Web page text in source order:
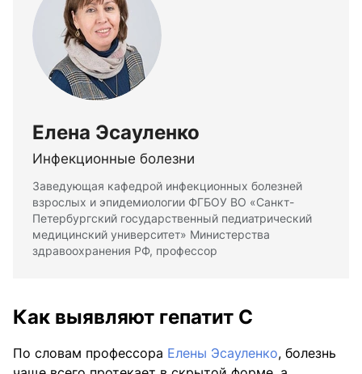
Елена Эсауленко
Инфекционные болезни
Заведующая кафедрой инфекционных болезней
взрослых и эпидемиологии ФГБОУ ВО «Санкт-
Петербургский государственный педиатрический
медицинский университет» Министерства
здравоохранения РФ, профессор
Как выявляют гепатит С
По словам профессора Елены Эсауленко, болезнь